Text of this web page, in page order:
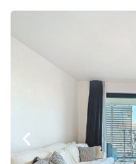
Panneau de gestion des